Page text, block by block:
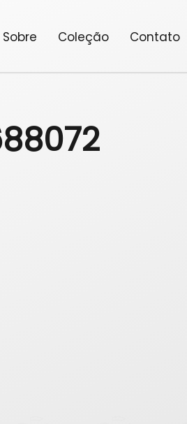
Sobre Coleção Contato